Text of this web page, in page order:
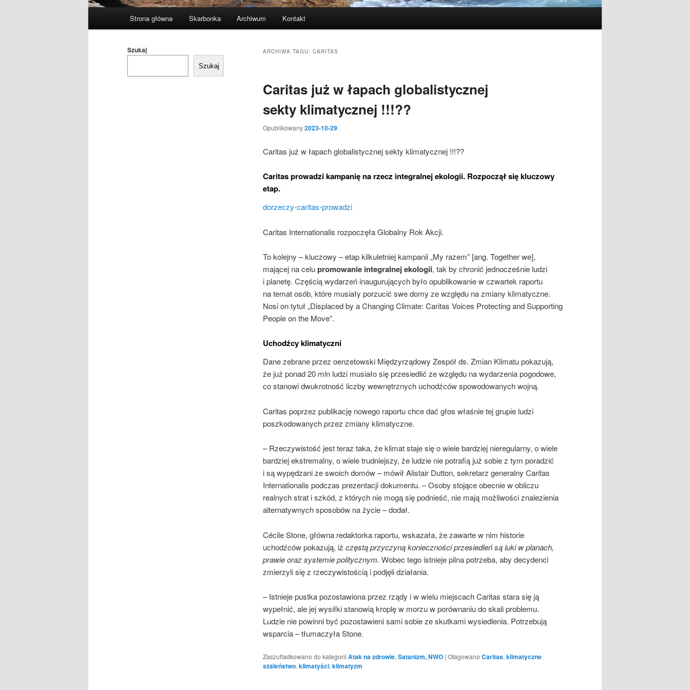
Strona główna Skarbonka Archiwum Kontakt
ARCHIWA TAGU: CARITAS
Caritas już w łapach globalistycznej
sekty klimatycznej !!!??
Opublikowany2023-10-29
Caritas już w łapach globalistycznej sekty klimatycznej !!!??
Caritas prowadzi kampanię na rzecz integralnej ekologii. Rozpoczął się kluczowy
etap.
dorzeczy-caritas-prowadzi
Caritas Internationalis rozpoczęła Globalny Rok Akcji.
To kolejny – kluczowy – etap kilkuletniej kampanii „My razem” [ang. Together we],
mającej na celupromowanie integralnej ekologii, tak by chronić jednocześnie ludzi
i planetę. Częścią wydarzeń inaugurujących było opublikowanie w czwartek raportu
na temat osób, które musiały porzucić swe domy ze względu na zmiany klimatyczne.
Nosi on tytuł „Displaced by a Changing Climate: Caritas Voices Protecting and Supporting
People on the Move”.
Uchodźcy klimatyczni
Dane zebrane przez oenzetowski Międzyrządowy Zespół ds. Zmian Klimatu pokazują,
że już ponad 20 mln ludzi musiało się przesiedlić ze względu na wydarzenia pogodowe,
co stanowi dwukrotność liczby wewnętrznych uchodźców spowodowanych wojną.
Caritas poprzez publikację nowego raportu chce dać głos właśnie tej grupie ludzi
poszkodowanych przez zmiany klimatyczne.
– Rzeczywistość jest teraz taka, że klimat staje się o wiele bardziej nieregularny, o wiele
bardziej ekstremalny, o wiele trudniejszy, że ludzie nie potrafią już sobie z tym poradzić
i są wypędzani ze swoich domów – mówił Alistair Dutton, sekretarz generalny Caritas
Internationalis podczas prezentacji dokumentu. – Osoby stojące obecnie w obliczu
realnych strat i szkód, z których nie mogą się podnieść, nie mają możliwości znalezienia
alternatywnych sposobów na życie – dodał.
Cécile Stone, główna redaktorka raportu, wskazała, że zawarte w nim historie
uchodźców pokazują, iż częstą przyczyną konieczności przesiedleń są luki w planach,
prawie oraz systemie politycznym. Wobec tego istnieje pilna potrzeba, aby decydenci
zmierzyli się z rzeczywistością i podjęli działania.
– Istnieje pustka pozostawiona przez rządy i w wielu miejscach Caritas stara się ją
wypełnić, ale jej wysiłki stanowią kroplę w morzu w porównaniu do skali problemu.
Ludzie nie powinni być pozostawieni sami sobie ze skutkami wysiedlenia. Potrzebują
wsparcia – tłumaczyła Stone.
Zaszufladkowano do kategorii Atak na zdrowie, Satanizm, NWO | Otagowano Caritas, klimatyczne
szaleństwo, klimatyści, klimatyzm
Szukaj
Szukaj